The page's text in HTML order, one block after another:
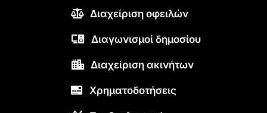
Διαχείριση οφειλών
Διαγωνισμοί δημοσίου
Διαχείριση ακινήτων
Χρηματοδοτήσεις